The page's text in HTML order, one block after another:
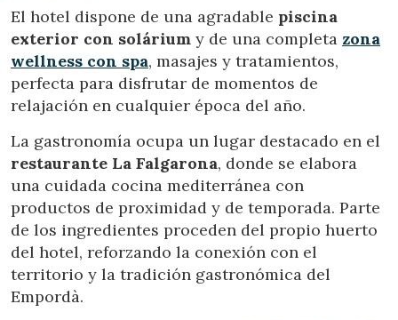
El hotel dispone de una agradable piscina
exterior con solárium y de una completa zona
wellness con spa, masajes y tratamientos,
perfecta para disfrutar de momentos de
relajación en cualquier época del año.
La gastronomía ocupa un lugar destacado en el
restaurante La Falgarona, donde se elabora
una cuidada cocina mediterránea con
productos de proximidad y de temporada. Parte
de los ingredientes proceden del propio huerto
del hotel, reforzando la conexión con el
territorio y la tradición gastronómica del
Empordà.
de configurar su navegador pudiendo, si así lo desea,
impedir que sean instaladas en su disco duro, aunque
deberá tener en cuenta que dicha acción podrá ocasionar
dificultades de navegación de la página web.
Analíticas y personalización
Permiten realizar el seguimiento y análisis del
comportamiento de los usuarios de este sitio web. La
información recogida mediante este tipo de cookies se
utiliza en la medición de la actividad de la web para la
el fin de introducir mejoras en función del análisis de los
datos de uso que hacen los usuarios del servicio. Permiten
guardar la información de preferencia del usuario para
mejorar la calidad de nuestros servicios y para ofrecer una
mejor experiencia a través de productos recomendados.